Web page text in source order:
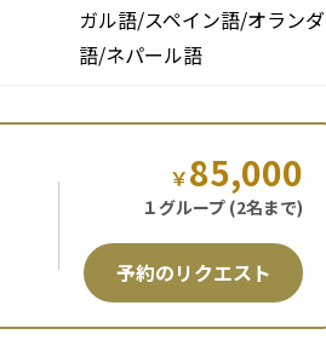
ガル語/スペイン語/オランダ
語/ネパール語
￥85,000
１グループ (2名まで)
予約のリクエスト